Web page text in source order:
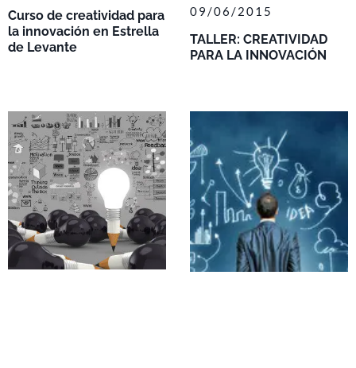
Curso de creatividad para
la innovación en Estrella
de Levante
TALLER: CREATIVIDAD
PARA LA INNOVACIÓN
09/06/2015